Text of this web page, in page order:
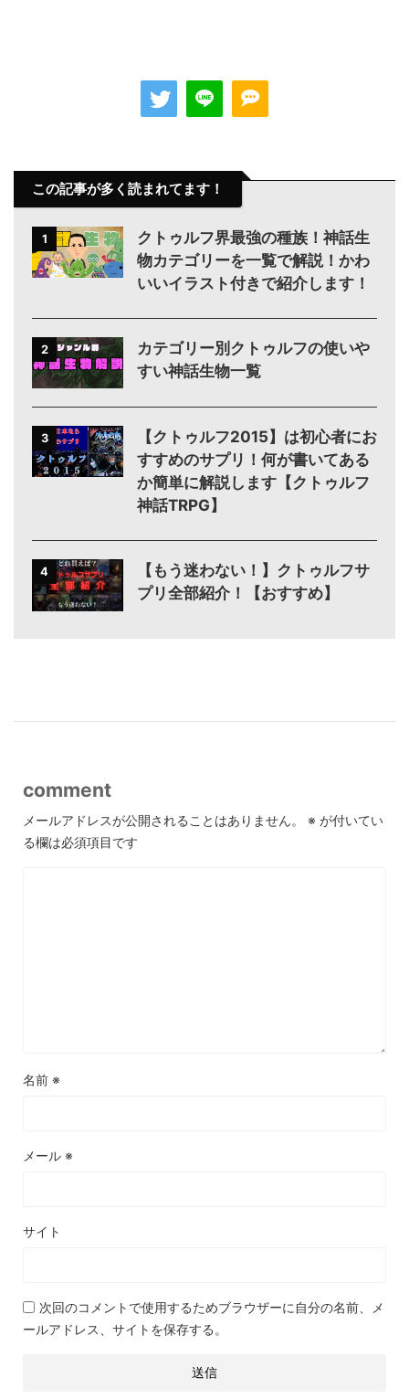
この記事が多く読まれてます！
1
クトゥルフ界最強の種族！神話生
物カテゴリーを一覧で解説！かわ
いいイラスト付きで紹介します！
2
カテゴリー別クトゥルフの使いや
すい神話生物一覧
3
【クトゥルフ2015】は初心者にお
すすめのサプリ！何が書いてある
か簡単に解説します【クトゥルフ
神話TRPG】
4
【もう迷わない！】クトゥルフサ
プリ全部紹介！【おすすめ】
comment
メールアドレスが公開されることはありません。 ※ が付いてい
る欄は必須項目です
名前 ※
メール ※
サイト
次回のコメントで使用するためブラウザーに自分の名前、メ
ールアドレス、サイトを保存する。